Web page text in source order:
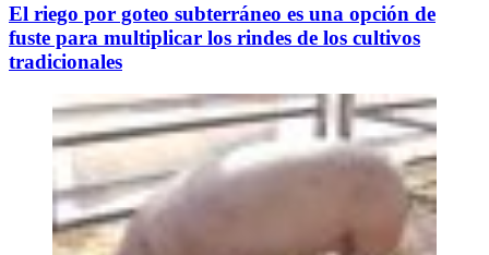
El riego por goteo subterráneo es una opción de
fuste para multiplicar los rindes de los cultivos
tradicionales